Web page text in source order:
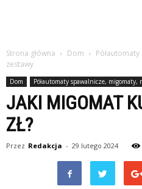
Strona główna Dom
zestawy
Dom Półautomaty spawalnicze, migomaty,
JAKI MIGOMAT
ZŁ?
Przez Redakcja - 29 lutego 2024